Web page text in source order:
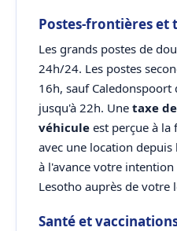
Postes-frontières et
Les grands postes de
24h/24. Les postes
16h, sauf Caledonspoort
jusqu'à 22h. Une taxe
véhicule est perçue à la
avec une location
à l'avance votre
Lesotho auprès de votre
Santé et